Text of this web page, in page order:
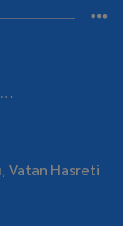
Vatan Hasreti